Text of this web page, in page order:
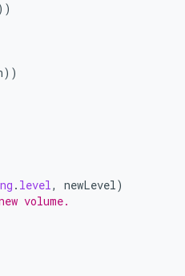
))
. level, newLevel)
volume.